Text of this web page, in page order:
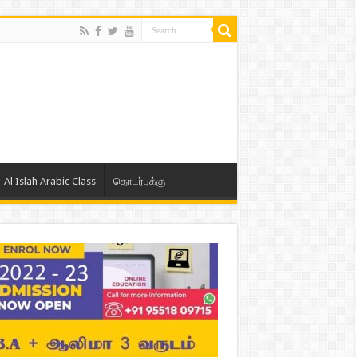
Al Islah Arabic Class தொடர்புக்கு